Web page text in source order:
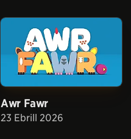
Awr Fawr
23 Ebrill 2026